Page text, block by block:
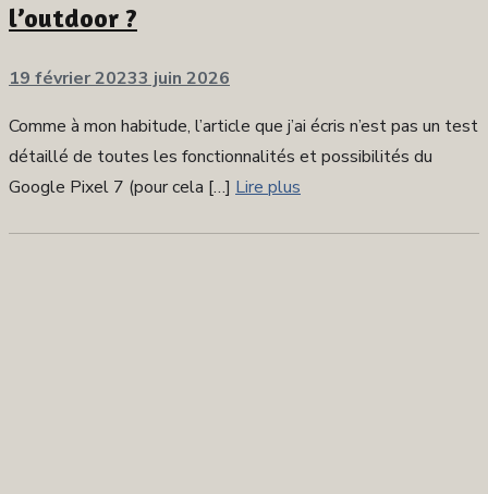
l’outdoor ?
Publié
19 février 20233 juin 2026
Comme à mon habitude, l’article que j’ai écris n’est pas un test
détaillé de toutes les fonctionnalités et possibilités du
Google Pixel 7 (pour cela […] Lire plus